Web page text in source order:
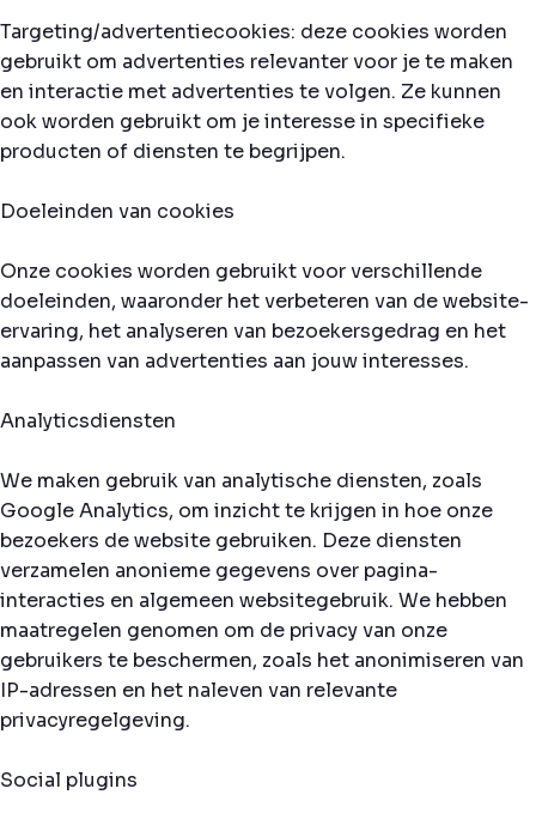
Targeting/advertentiecookies: deze cookies worden
gebruikt om advertenties relevanter voor je te maken
en interactie met advertenties te volgen. Ze kunnen
ook worden gebruikt om je interesse in specifieke
producten of diensten te begrijpen.
Doeleinden van cookies
Onze cookies worden gebruikt voor verschillende
doeleinden, waaronder het verbeteren van de website-
ervaring, het analyseren van bezoekersgedrag en het
aanpassen van advertenties aan jouw interesses.
Analyticsdiensten
We maken gebruik van analytische diensten, zoals
Google Analytics, om inzicht te krijgen in hoe onze
bezoekers de website gebruiken. Deze diensten
verzamelen anonieme gegevens over pagina-
interacties en algemeen websitegebruik. We hebben
maatregelen genomen om de privacy van onze
gebruikers te beschermen, zoals het anonimiseren van
IP-adressen en het naleven van relevante
privacyregelgeving.
Social plugins